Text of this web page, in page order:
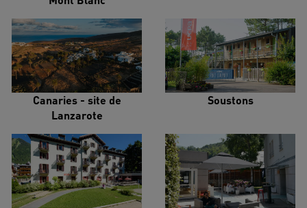
Canaries - site de
Lanzarote
Soustons